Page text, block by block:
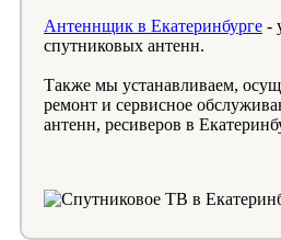
Антеннщик в Екатеринбурге -
спутниковых антенн.
Также мы устанавливаем,
ремонт и сервисное
антенн, ресиверов в